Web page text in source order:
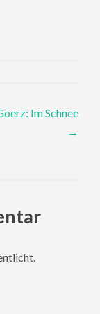
Im Schnee
→